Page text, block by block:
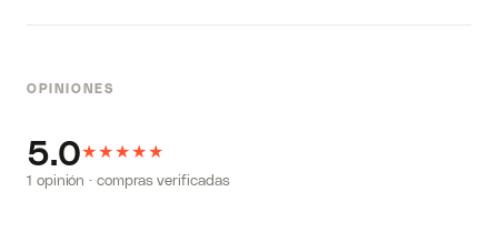
OPINIONES
5.0★★★★★
1 opinión · compras verificadas